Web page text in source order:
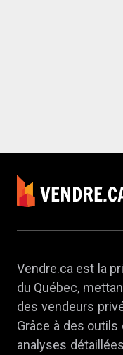
Vendre.ca est la
du Québec,
des vendeurs
Grâce à des
analyses